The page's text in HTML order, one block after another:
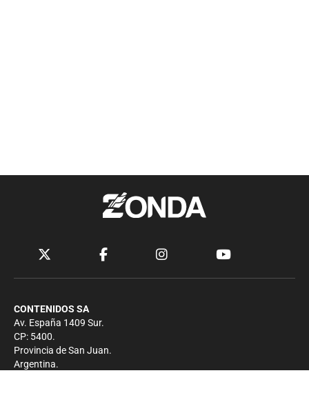
CONTENIDOS SA
Av. España 1409 Sur.
CP: 5400.
Provincia de San Juan.
Argentina.